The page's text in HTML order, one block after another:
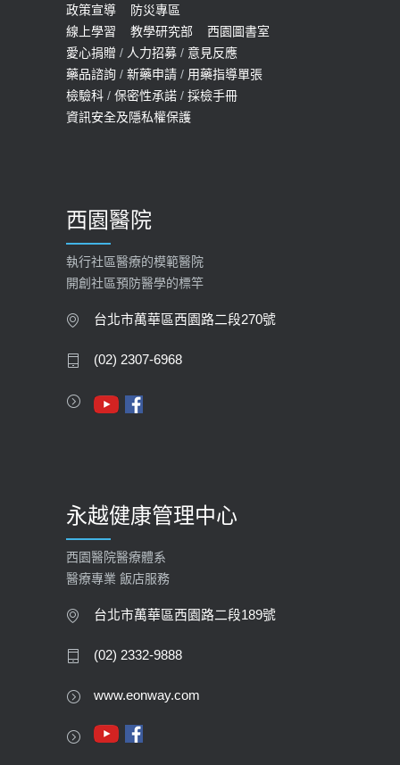
預約
2022-01-07
114年【公費流感及新冠疫苗】門診
預約
2025-09-30
【快速肝癌篩檢MRI】新檢查服務
2026-02-06
大吃大喝、肥胖害到膽囊！膽結石、
膽息肉如何處理？
2023-09-27
政策宣導
防災專區
線上學習
教學研究部
西園圖書室
愛心捐贈 / 人力招募 / 意見反應
藥品諮詢 / 新藥申請 / 用藥指導單張
檢驗科 / 保密性承諾 / 採檢手冊
資訊安全及隱私權保護
西園醫院
執行社區醫療的模範醫院
開創社區預防醫學的標竿
台北市萬華區西園路二段270號
(02) 2307-6968
永越健康管理中心
西園醫院醫療體系
醫療專業 飯店服務
台北市萬華區西園路二段189號
(02) 2332-9888
www.eonway.com